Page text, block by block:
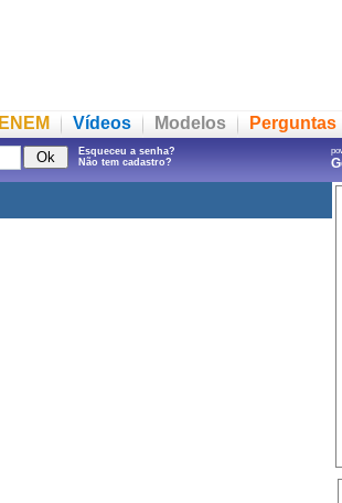
ENEM Vídeos Modelos Perguntas
Esqueceu a senha?
Não tem cadastro?